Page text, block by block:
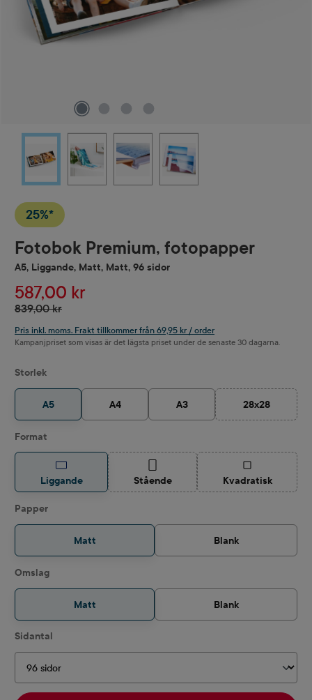
25%*
Fotobok Premium, fotopapper
A5, Liggande, Matt, Matt, 96 sidor
587,00 kr
839,00 kr
Pris inkl. moms. Frakt tillkommer från 69,95 kr / order
Kampanjpriset som visas är det lägsta priset under de senaste 30 dagarna.
Välj
Storlek
A5 A4 A3 28x28
(Det här
Välj
Format
Liggande Stående(Det här alternativet är för närvarande
Kvadratisk
(Det här
Välj
Papper
Matt Blank
Välj
Omslag
Matt Blank
Välj
Sidantal